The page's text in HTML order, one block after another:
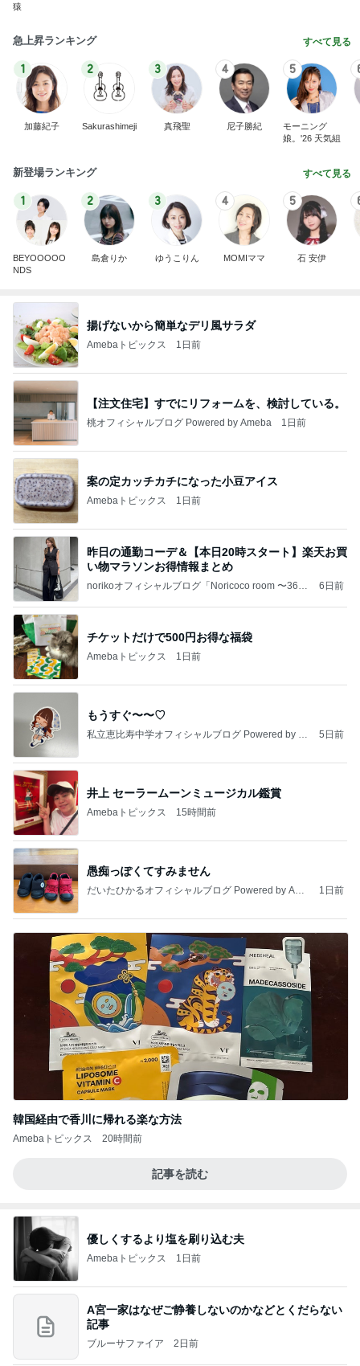
猿
急上昇ランキング すべて見る
1
加藤紀子
2
Sakurashimeji
3
真飛聖
4
尼子勝紀
5
モーニング
娘。'26 天気組
新登場ランキング すべて見る
1
BEYOOOOO
NDS
2
島倉りか
3
ゆうこりん
4
MOMIママ
5
石 安伊
揚げないから簡単なデリ風サラダ
Amebaトピックス 1日前
【注文住宅】すでにリフォームを、検討している。
桃オフィシャルブログ Powered by Ameba 1日前
案の定カッチカチになった小豆アイス
Amebaトピックス 1日前
昨日の通勤コーデ＆【本日20時スタート】楽天お買
い物マラソンお得情報まとめ
norikoオフィシャルブログ「Noricoco room 〜365
6日前
チケットだけで500円お得な福袋
Amebaトピックス 1日前
もうすぐ〜〜♡
私立恵比寿中学オフィシャルブログ Powered by A
5日前
井上 セーラームーンミュージカル鑑賞
Amebaトピックス 15時間前
愚痴っぽくてすみません
だいたひかるオフィシャルブログ Powered by Ame
1日前
韓国経由で香川に帰れる楽な方法
Amebaトピックス 20時間前
記事を読む
優しくするより塩を刷り込む夫
Amebaトピックス 1日前
A宮一家はなぜご静養しないのかなどとくだらない
記事
ブルーサファイア 2日前